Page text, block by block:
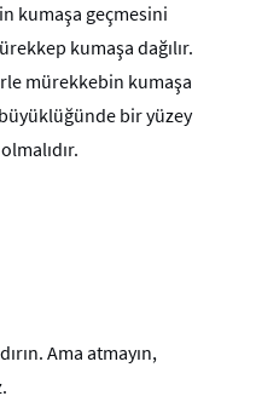
kumaşa geçmesini
kumaşa dağılır.
mürekkebin kumaşa
büyüklüğünde bir yüzey
Ama atmayın,